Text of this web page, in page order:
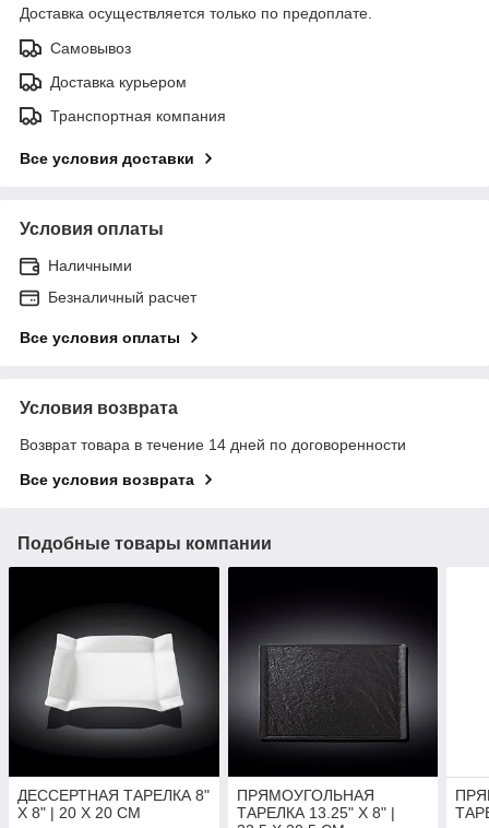
Доставка осуществляется только по предоплате.
Самовывоз
Доставка курьером
Транспортная компания
Все условия доставки
Условия оплаты
Наличными
Безналичный расчет
Все условия оплаты
Условия возврата
Возврат товара в течение 14 дней по договоренности
Все условия возврата
Подобные товары компании
ДЕССЕРТНАЯ ТАРЕЛКА 8"
X 8" | 20 X 20 CM
ПРЯМОУГОЛЬНАЯ
ТАРЕЛКА 13.25" X 8" |